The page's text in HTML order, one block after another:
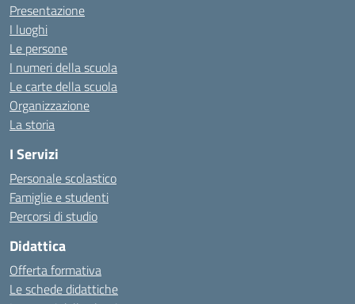
Presentazione
I luoghi
Le persone
I numeri della scuola
Le carte della scuola
Organizzazione
La storia
I Servizi
Personale scolastico
Famiglie e studenti
Percorsi di studio
Didattica
Offerta formativa
Le schede didattiche